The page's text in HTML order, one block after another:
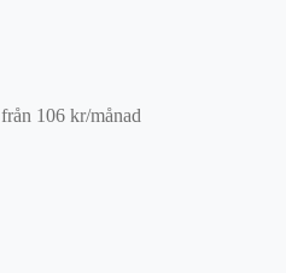
106 kr/månad